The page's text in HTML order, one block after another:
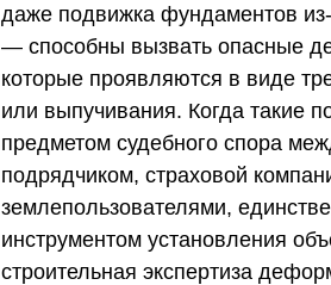
даже подвижка фундаментов
— способны вызвать опасные
которые проявляются в виде
или выпучивания. Когда такие
предметом судебного спора
подрядчиком, страховой
землепользователями,
инструментом установления
строительная экспертиза